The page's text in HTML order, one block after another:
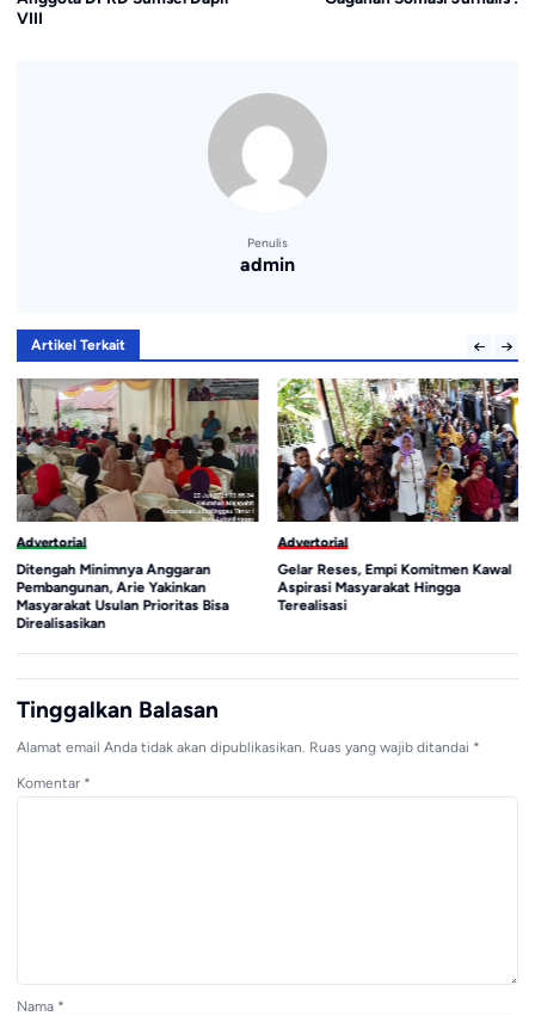
VIII
Penulis
admin
Artikel Terkait
Advertorial
Ditengah Minimnya Anggaran
Pembangunan, Arie Yakinkan
Masyarakat Usulan Prioritas Bisa
Direalisasikan
Advertorial
Gelar Reses, Empi Komitmen Kawal
Aspirasi Masyarakat Hingga
Terealisasi
Tinggalkan Balasan
Alamat email Anda tidak akan dipublikasikan. Ruas yang wajib ditandai *
Komentar *
Nama *